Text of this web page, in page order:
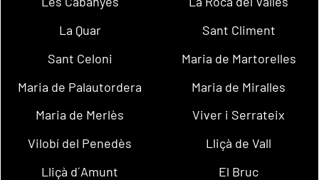
La Quar
Sant Climent
Sant Celoni
Maria de Martorelles
Maria de Palautordera
Maria de Miralles
Maria de Merlès
Viver i Serrateix
Vilobí del Penedès
Lliçà de Vall
Lliçà d´Amunt
El Bruc